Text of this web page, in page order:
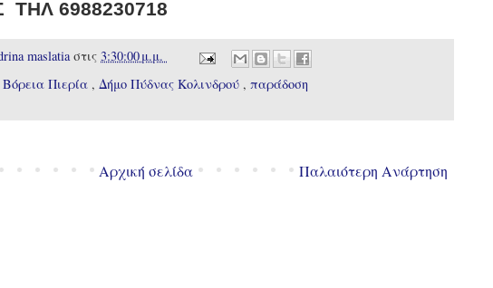
6988230718
maslatiaστις 3:30:00 μ.μ.
Βόρεια Πιερία , Δήμο Πύδνας Κολινδρού ,παράδοση
Παλαιότερη Ανάρτηση
Αρχική σελίδα